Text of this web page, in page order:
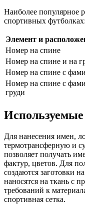
Наиболее популярное
спортивных футболках:
Элемент и
Номер на спине
Номер на спине и на
Номер на спине с
Номер на спине с
груди
Для нанесения имен,
термотрансферную и
позволяет получать
фактур, цветов. Для
создаются заготовки
наносятся на ткань с
требований к
спортивная сетка.